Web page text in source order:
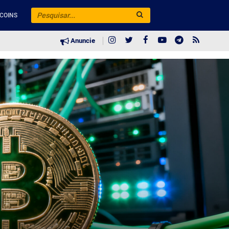
Anuncie